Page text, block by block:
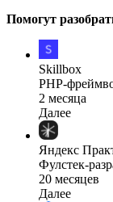
Помогут
Skillbox
PHP-
2 месяца
Далее
Яндекс
Фулстек-
20 месяцев
Далее